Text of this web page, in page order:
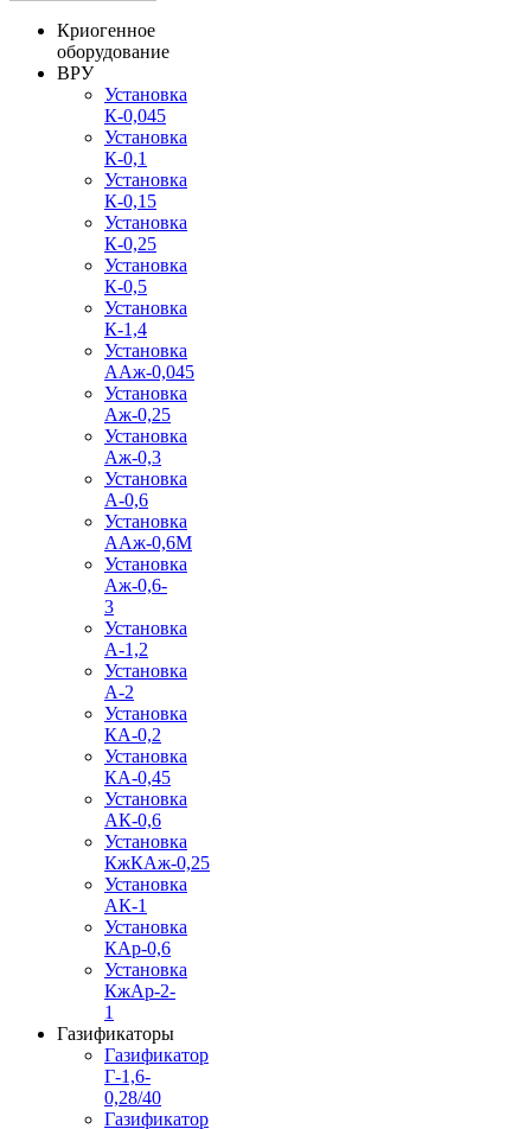
Криогенное
оборудование
ВРУ
Установка
К-0,045
Установка
К-0,1
Установка
К-0,15
Установка
К-0,25
Установка
К-0,5
Установка
К-1,4
Установка
ААж-0,045
Установка
Аж-0,25
Установка
Аж-0,3
Установка
А-0,6
Установка
ААж-0,6М
Установка
Аж-0,6-
3
Установка
А-1,2
Установка
А-2
Установка
КА-0,2
Установка
КА-0,45
Установка
АК-0,6
Установка
КжКАж-0,25
Установка
АК-1
Установка
КАр-0,6
Установка
КжАр-2-
1
Газификаторы
Газификатор
Г-1,6-
0,28/40
Газификатор